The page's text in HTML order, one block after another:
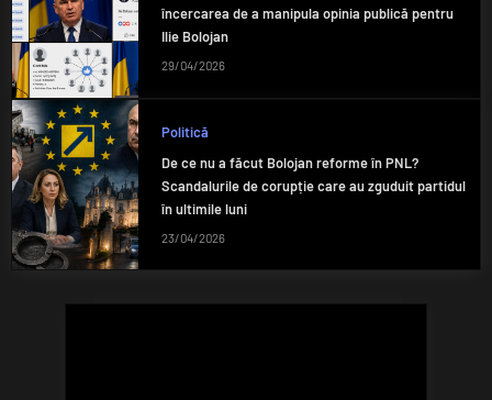
încercarea de a manipula opinia publică pentru
Ilie Bolojan
29/04/2026
Politică
De ce nu a făcut Bolojan reforme în PNL?
Scandalurile de corupție care au zguduit partidul
în ultimile luni
23/04/2026